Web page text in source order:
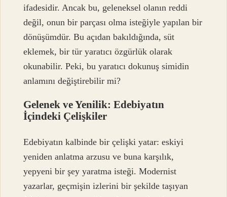
ifadesidir. Ancak bu, geleneksel olanın reddi
değil, onun bir parçası olma isteğiyle yapılan bir
dönüşümdür. Bu açıdan bakıldığında, süt
eklemek, bir tür yaratıcı özgürlük olarak
okunabilir. Peki, bu yaratıcı dokunuş simidin
anlamını değiştirebilir mi?
Gelenek ve Yenilik: Edebiyatın
İçindeki Çelişkiler
Edebiyatın kalbinde bir çelişki yatar: eskiyi
yeniden anlatma arzusu ve buna karşılık,
yepyeni bir şey yaratma isteği. Modernist
yazarlar, geçmişin izlerini bir şekilde taşıyan